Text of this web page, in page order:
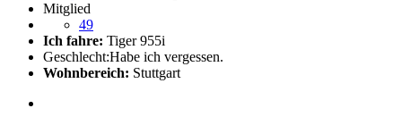
Mitglied
49
Ich fahre: Tiger 955i
Geschlecht:Habe ich vergessen.
Wohnbereich: Stuttgart